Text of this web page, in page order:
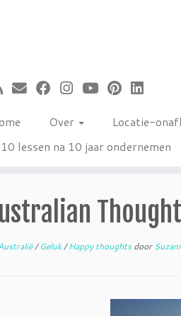
Over Locatie-
10 lessen na 10 jaar ondernemen
/Geluk/Happy thoughtsdoor